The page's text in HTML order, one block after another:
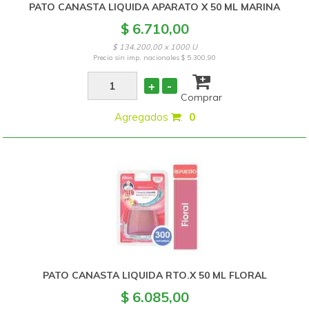
PATO CANASTA LIQUIDA APARATO X 50 ML MARINA
$ 6.710,00
$ 134.200,00 x 1000 U
Precio sin imp. nacionales$ 5.300,90
+ -
Comprar
Agregados : 0
PATO CANASTA LIQUIDA RTO.X 50 ML FLORAL
$ 6.085,00